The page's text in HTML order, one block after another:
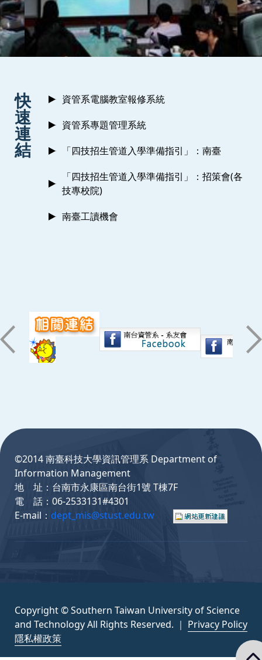
快
速
連
結
資管系電腦教室報修系統
資管系專題管理系統
「四技招生管道入學準備指引」：南臺
「四技招生管道入學準備指引」：招策會(各
技專校院)
南臺工讀機會
©2014 南臺科技大學資訊管理系 Department of
Information Management
地 址：台南市永康區南台街1號 T棟7F
電 話：06-2533131#4301
E-mail： dept_mis@stust.edu.tw
Copyright © Southern Taiwan University of Science
and Technology All Rights Reserved. ｜ Privacy Policy
隱私權政策